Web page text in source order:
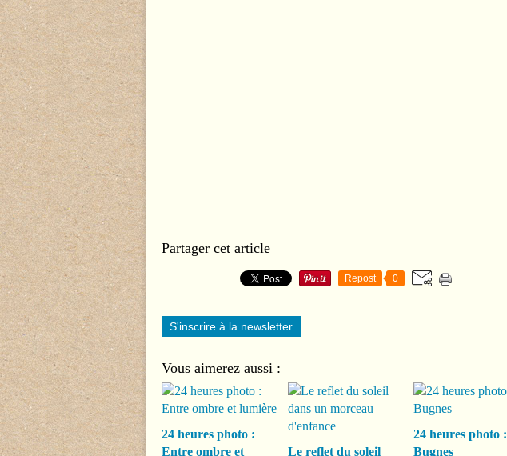
Partager cet article
Repost 0
S'inscrire à la newsletter
Vous aimerez aussi :
24 heures photo :
Entre ombre et
Le reflet du soleil
24 heures photo :
Bugnes